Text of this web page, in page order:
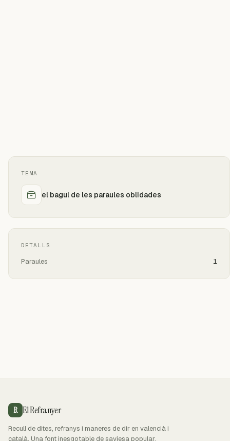
TEMA
el bagul de les paraules oblidades
DETALLS
Paraules 1
R El Refranyer
Recull de dites, refranys i maneres de dir en valencià i
català. Una font inesgotable de saviesa popular.